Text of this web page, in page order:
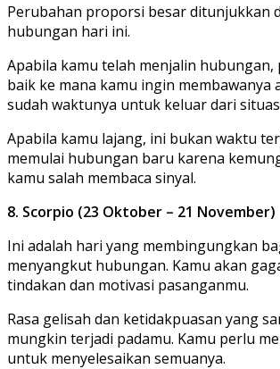
Perubahan proporsi besar ditunjukkan
hubungan hari ini.
Apabila kamu telah menjalin
baik ke mana kamu ingin membawanya
sudah waktunya untuk keluar dari
Apabila kamu lajang, ini bukan waktu
memulai hubungan baru karena
kamu salah membaca sinyal.
8. Scorpio (23 Oktober – 21 November)
Ini adalah hari yang membingungkan
menyangkut hubungan. Kamu akan
tindakan dan motivasi pasanganmu.
Rasa gelisah dan ketidakpuasan yang
mungkin terjadi padamu. Kamu perlu
untuk menyelesaikan semuanya.